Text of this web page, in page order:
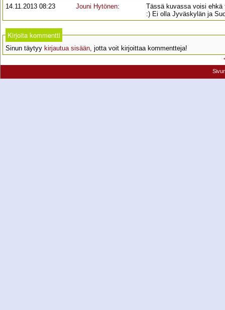
14.11.2013 08:23
Jouni Hytönen:
Tässä kuvassa voisi ehkä
:) Ei olla Jyväskylän ja
Kirjoita kommentti
Sinun täytyy kirjautua sisään, jotta voit kirjoittaa kommentteja!